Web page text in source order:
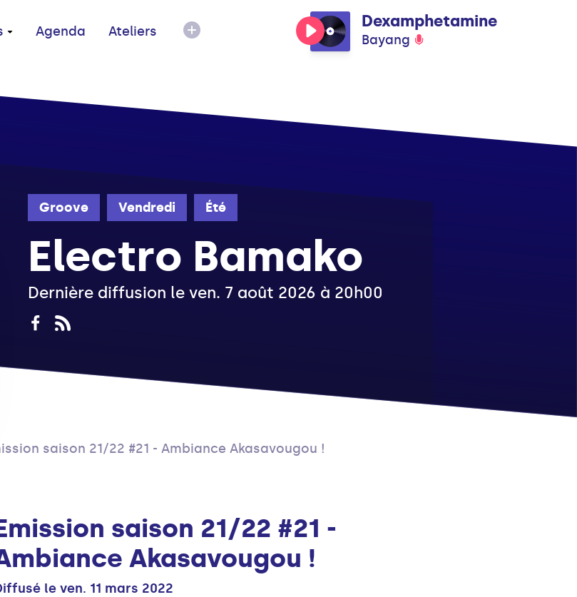
Agenda Ateliers
Dexamphetamine
Bayang
Groove Vendredi Été
Electro Bamako
Dernière diffusion le ven. 7 août 2026 à 20h00
saison 21/22 #21 - Ambiance Akasavougou !
saison 21/22 #21 -
Akasavougou !
le ven. 11 mars 2022